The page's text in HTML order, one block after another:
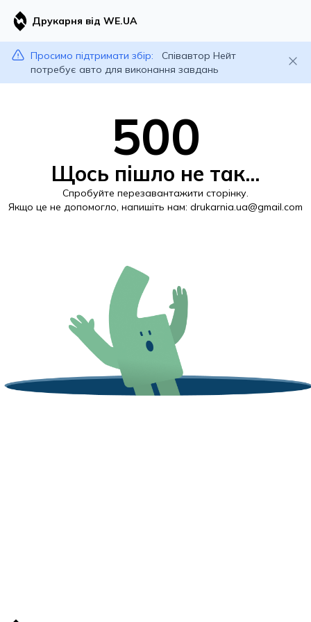
Друкарня від WE.UA
Просимо підтримати збір:
Співавтор Нейт
потребує авто для виконання завдань
500
Щось пішло не так...
Спробуйте перезавантажити сторінку.
Якщо це не допомогло, напишіть нам: drukarnia.ua@gmail.com